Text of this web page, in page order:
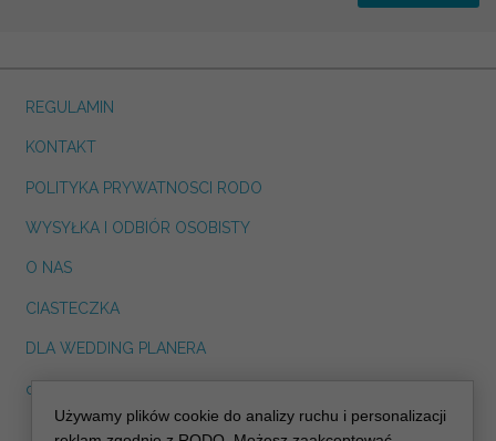
REGULAMIN
KONTAKT
POLITYKA PRYWATNOSCI RODO
WYSYŁKA I ODBIÓR OSOBISTY
O NAS
CIASTECZKA
DLA WEDDING PLANERA
dreskot.com
info@decoris.pl
Używamy plików cookie do analizy ruchu i personalizacji